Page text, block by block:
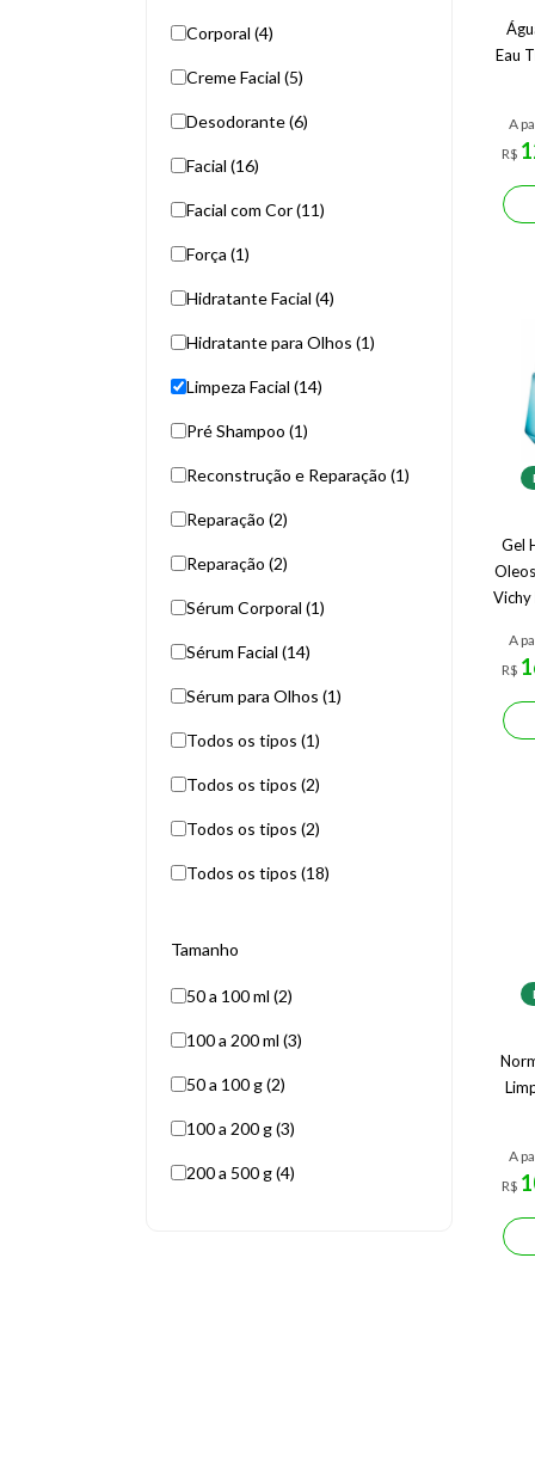
Corporal (4)
Creme Facial (5)
Desodorante (6)
Facial (16)
Facial com Cor (11)
Força (1)
Hidratante Facial (4)
Hidratante para Olhos (1)
Limpeza Facial (14)
Pré Shampoo (1)
Reconstrução e Reparação (1)
Reparação (2)
Reparação (2)
Sérum Corporal (1)
Sérum Facial (14)
Sérum para Olhos (1)
Todos os tipos (1)
Todos os tipos (2)
Todos os tipos (2)
Todos os tipos (18)
Tamanho
50 a 100 ml (2)
100 a 200 ml (3)
50 a 100 g (2)
100 a 200 g (3)
200 a 500 g (4)
Eau
A
R$
Gel
A
R$
A
R$